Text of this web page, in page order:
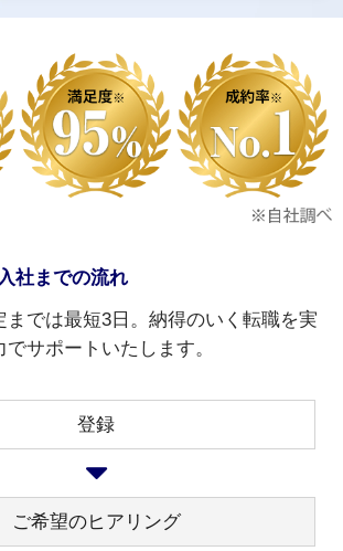
社までの流れ
までは最短3日。納得のいく転職を実
サポートいたします。
登録
ご希望のヒアリング